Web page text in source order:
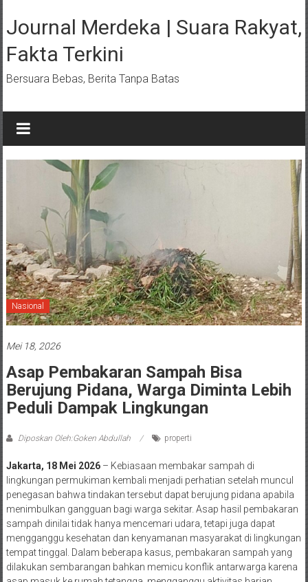
konten
Journal Merdeka | Suara Rakyat,
Fakta Terkini
Bersuara Bebas, Berita Tanpa Batas
Nasional
Mei 18, 2026
Asap Pembakaran Sampah Bisa
Berujung Pidana, Warga Diminta Lebih
Peduli Dampak Lingkungan
Diposkan Oleh:Goken Abdullah properti
Jakarta, 18 Mei 2026– Kebiasaan membakar sampah di
lingkungan permukiman kembali menjadi perhatian setelah muncul
penegasan bahwa tindakan tersebut dapat berujung pidana apabila
menimbulkan gangguan bagi warga sekitar. Asap hasil pembakaran
sampah dinilai tidak hanya mencemari udara, tetapi juga dapat
mengganggu kesehatan dan kenyamanan masyarakat di lingkungan
tempat tinggal. Dalam beberapa kasus, pembakaran sampah yang
dilakukan sembarangan bahkan memicu konflik antarwarga karena